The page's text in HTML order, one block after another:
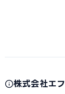
株式会社エ